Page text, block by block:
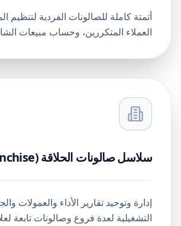
أتمتة كاملة للصالونات الفردية لتنظيم
العملاء المتكررين، وحساب مبيعات
سلاسل صالونات الحلاقة (Franchise)
إدارة وتوحيد تقارير الأداء والعمولات
التشغيلية لعدة فروع وصالونات تابعة